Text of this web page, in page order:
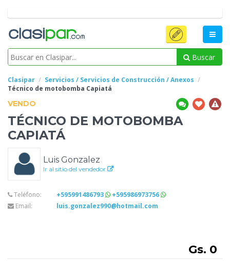
Buscar
Clasipar
Servicios / Servicios de Construcción / Anexos
Técnico de motobomba Capiatá
VENDO
TÉCNICO DE MOTOBOMBA
CAPIATÁ
Luis Gonzalez
Ir al sitio del vendedor
Teléfono: +595991486793
+595986973756
Email:
luis.gonzalez990@hotmail.com
Gs. 0